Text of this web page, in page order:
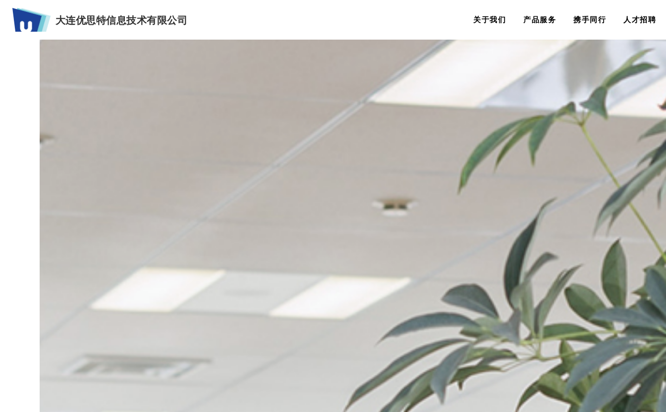
大连优思特信息技术有限公司 关于我们 产品服务 携手同行 人才招聘